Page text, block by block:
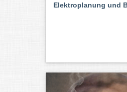
Elektroplanung und